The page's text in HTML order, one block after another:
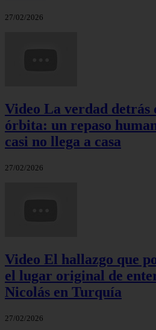
27/02/2026
Video La verdad detrás
órbita: un repaso
casi no llega a casa
27/02/2026
Video El hallazgo que
el lugar original de
Nicolás en Turquía
27/02/2026